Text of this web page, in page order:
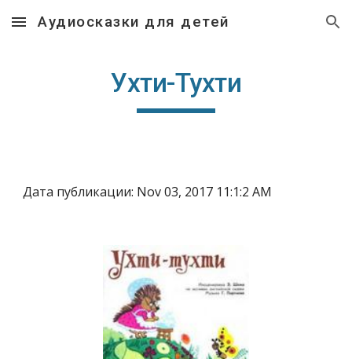
Skip to main content Skip to navigation
Аудиосказки для детей
Ухти-Тухти
Дата публикации: Nov 03, 2017 11:1:2 AM